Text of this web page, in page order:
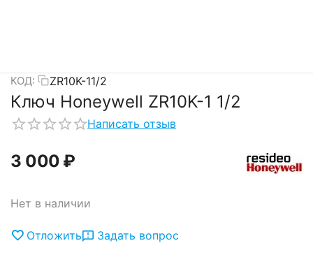
КОД: ZR10K-11/2
Ключ Honeywell ZR10K-1 1/2
Написать отзыв
3 000 ₽
Нет в наличии
Отложить Задать вопрос